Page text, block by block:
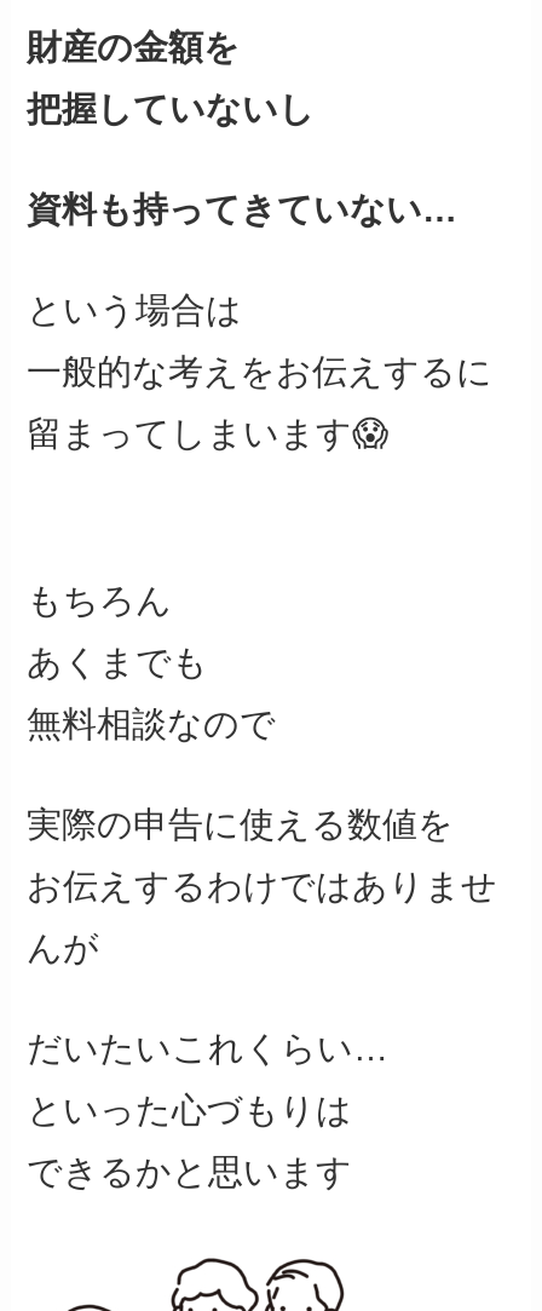
財産の金額を
把握していないし
資料も持ってきていない…
という場合は
一般的な考えをお伝えするに
留まってしまいます😱
もちろん
あくまでも
無料相談なので
実際の申告に使える数値を
お伝えするわけではありませ
んが
だいたいこれくらい…
といった心づもりは
できるかと思います